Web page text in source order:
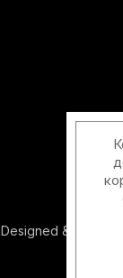
Designed &